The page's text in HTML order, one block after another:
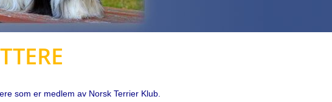
som er medlem av Norsk Terrier Klub.